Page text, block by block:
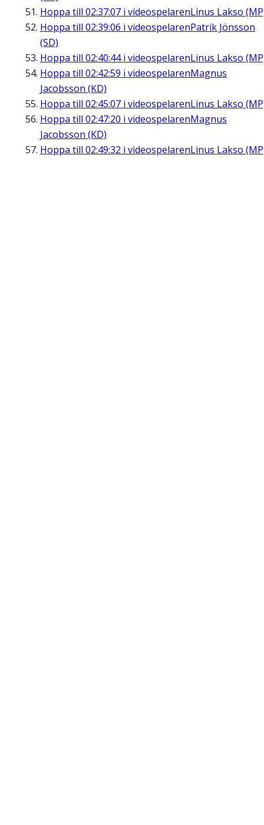
Hoppa till 02:37:07 i videospelarenLinus Lakso
Hoppa till 02:39:06 i videospelarenPatrik Jönsson
(SD)
Hoppa till 02:40:44i videospelarenLinus Lakso
Hoppa till 02:42:59 i videospelarenMagnus
Jacobsson (KD)
Hoppa till 02:45:07 i videospelarenLinus Lakso
Hoppa till 02:47:20 i videospelarenMagnus
Jacobsson (KD)
Hoppa till 02:49:32 i videospelarenLinus Lakso